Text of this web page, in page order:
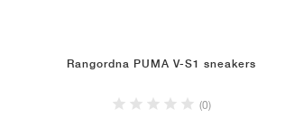
Rangordna PUMA V-S1 sneakers
(0)